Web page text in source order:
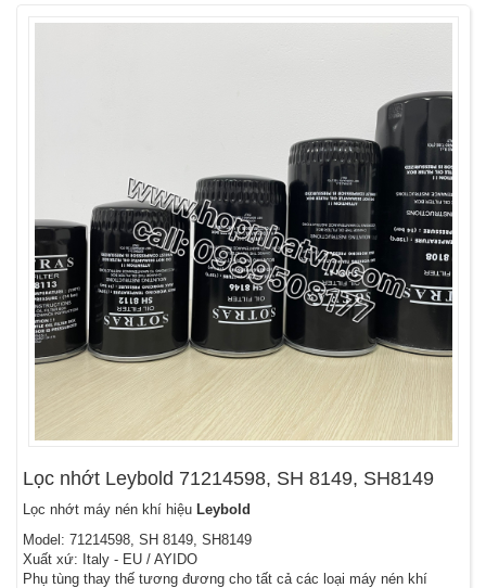
Lọc nhớt Leybold 71214598, SH 8149, SH8149
Lọc nhớt máy nén khí hiệu Leybold
Model: 71214598, SH 8149, SH8149
Xuất xứ: Italy - EU / AYIDO
Phụ tùng thay thế tương đương cho tất cả các loại máy nén khí